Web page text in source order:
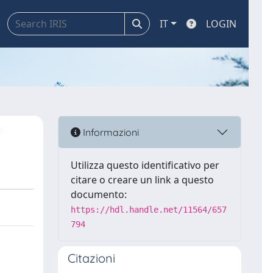
IT LOGIN
Informazioni
Utilizza questo identificativo per
citare o creare un link a questo
documento:
https://hdl.handle.net/11564/657
794
Citazioni